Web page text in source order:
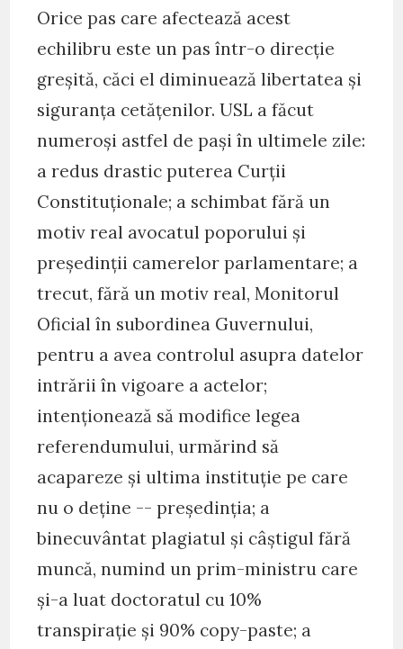
Orice pas care afectează acest
echilibru este un pas într-o direcție
greșită, căci el diminuează libertatea și
siguranța cetățenilor. USL a făcut
numeroși astfel de pași în ultimele zile:
a redus drastic puterea Curții
Constituționale; a schimbat fără un
motiv real avocatul poporului și
președinții camerelor parlamentare; a
trecut, fără un motiv real, Monitorul
Oficial în subordinea Guvernului,
pentru a avea controlul asupra datelor
intrării în vigoare a actelor;
intenționează să modifice legea
referendumului, urmărind să
acapareze și ultima instituție pe care
nu o deține -- președinția; a
binecuvântat plagiatul și câștigul fără
muncă, numind un prim-ministru care
și-a luat doctoratul cu 10%
transpirație și 90% copy-paste; a